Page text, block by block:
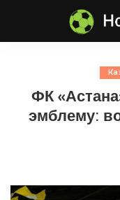
ФК
эмблему: